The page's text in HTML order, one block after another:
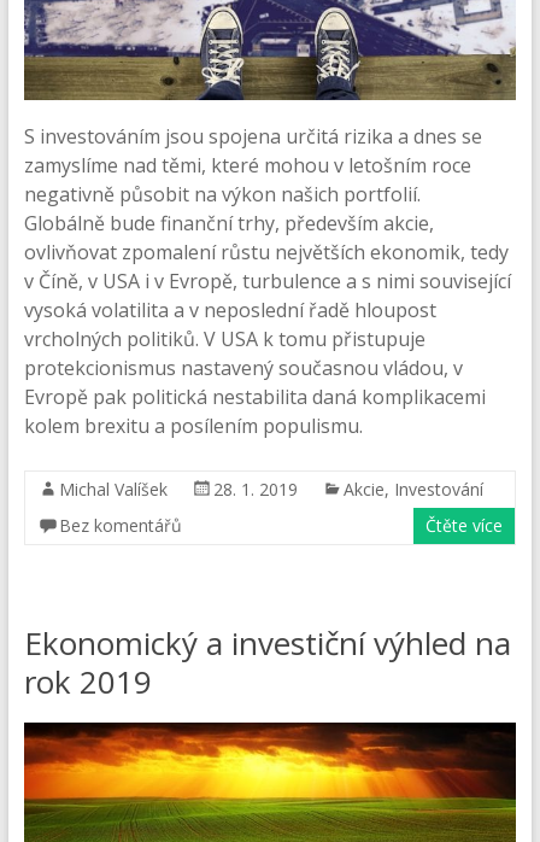
S investováním jsou spojena určitá rizika a dnes se
zamyslíme nad těmi, které mohou v letošním roce
negativně působit na výkon našich portfolií.
Globálně bude finanční trhy, především akcie,
ovlivňovat zpomalení růstu největších ekonomik, tedy
v Číně, v USA i v Evropě, turbulence a s nimi související
vysoká volatilita a v neposlední řadě hloupost
vrcholných politiků. V USA k tomu přistupuje
protekcionismus nastavený současnou vládou, v
Evropě pak politická nestabilita daná komplikacemi
kolem brexitu a posílením populismu.
Michal Valíšek 28. 1. 2019 Akcie, Investování
Bez komentářů
Čtěte více
Ekonomický a investiční výhled na
rok 2019